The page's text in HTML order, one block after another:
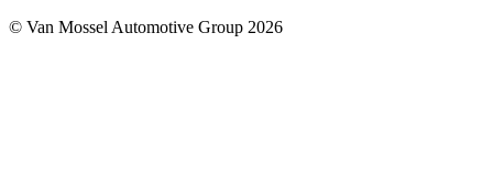
© Van Mossel Automotive Group 2026